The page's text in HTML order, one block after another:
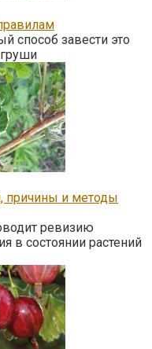
способ завести это
причины и методы
ревизию
в состоянии растений